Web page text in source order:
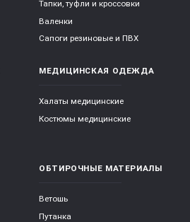
Тапки, туфли и кроссовки
Валенки
Сапоги резиновые и ПВХ
МЕДИЦИНСКАЯ ОДЕЖДА
Халаты медицинские
Костюмы медицинские
ОБТИРОЧНЫЕ МАТЕРИАЛЫ
Ветошь
Путанка